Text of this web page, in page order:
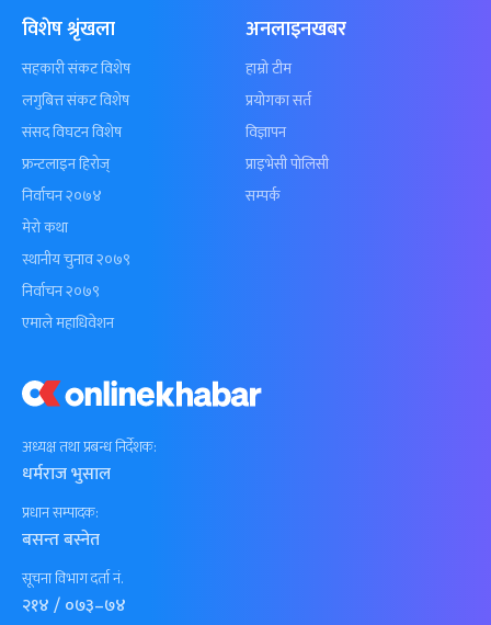
अध्यक्ष तथा प्रबन्ध निर्देशक:
धर्मराज भुसाल
प्रधान सम्पादक:
बसन्त बस्नेत
सूचना विभाग दर्ता नं.
२१४ / ०७३–७४
विशेष श्रृंखला
सहकारी संकट विशेष
लगुबित्त संकट विशेष
संसद विघटन विशेष
फ्रन्टलाइन हिरोज्
निर्वाचन २०७४
मेरो कथा
स्थानीय चुनाव २०७९
निर्वाचन २०७९
एमाले महाधिवेशन
अनलाइनखबर
हाम्रो टीम
प्रयोगका सर्त
विज्ञापन
प्राइभेसी पोलिसी
सम्पर्क